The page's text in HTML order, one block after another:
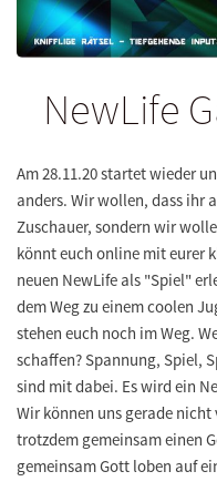
NewLife
Am28.11.20startet wieder
anders. Wir wollen, dass ihr
Zuschauer, sondern wir
könnt euch online mit eurer
neuen NewLife als "Spiel"
dem Weg zu einem coolen
stehen euch noch im Weg.
schaffen? Spannung, Spiel,
sind mit dabei. Es wird ein
Wir können uns gerade
trotzdem gemeinsam einen
gemeinsam Gott loben auf